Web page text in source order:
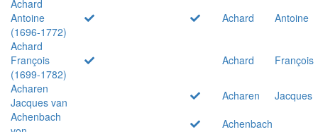
Achard
Antoine
(1696-1772)
Achard
Antoine
Achard
François
(1699-1782)
Achard
François
Acharen
Jacques van
Acharen
Jacques
Achenbach
Achenbach